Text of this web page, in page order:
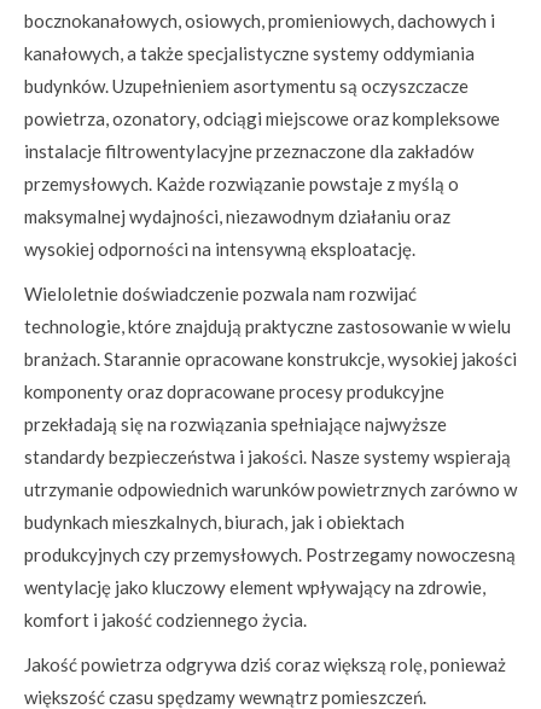
bocznokanałowych, osiowych, promieniowych, dachowych i
kanałowych, a także specjalistyczne systemy oddymiania
budynków. Uzupełnieniem asortymentu są oczyszczacze
powietrza, ozonatory, odciągi miejscowe oraz kompleksowe
instalacje filtrowentylacyjne przeznaczone dla zakładów
przemysłowych. Każde rozwiązanie powstaje z myślą o
maksymalnej wydajności, niezawodnym działaniu oraz
wysokiej odporności na intensywną eksploatację.
Wieloletnie doświadczenie pozwala nam rozwijać
technologie, które znajdują praktyczne zastosowanie w wielu
branżach. Starannie opracowane konstrukcje, wysokiej jakości
komponenty oraz dopracowane procesy produkcyjne
przekładają się na rozwiązania spełniające najwyższe
standardy bezpieczeństwa i jakości. Nasze systemy wspierają
utrzymanie odpowiednich warunków powietrznych zarówno w
budynkach mieszkalnych, biurach, jak i obiektach
produkcyjnych czy przemysłowych. Postrzegamy nowoczesną
wentylację jako kluczowy element wpływający na zdrowie,
komfort i jakość codziennego życia.
Jakość powietrza odgrywa dziś coraz większą rolę, ponieważ
większość czasu spędzamy wewnątrz pomieszczeń.